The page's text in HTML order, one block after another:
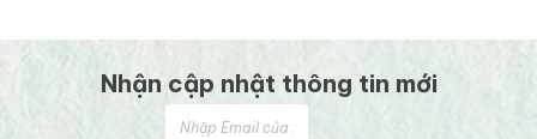
Nhận cập nhật thông tin mới